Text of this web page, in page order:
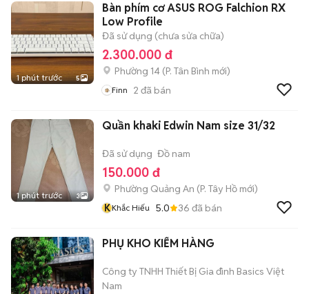
1 phút trước 5
Bàn phím cơ ASUS ROG Falchion RX
Low Profile
Đã sử dụng (chưa sửa chữa)
2.300.000 đ
Phường 14 (P. Tân Bình mới)
Finn 2 đã bán
1 phút trước 3
Quần khaki Edwin Nam size 31/32
Đã sử dụng Đồ nam
150.000 đ
Phường Quảng An (P. Tây Hồ mới)
KKhắc Hiếu 5.0 36 đã bán
PHỤ KHO KIỂM HÀNG
Công ty TNHH Thiết Bị Gia đình Basics Việt
Nam